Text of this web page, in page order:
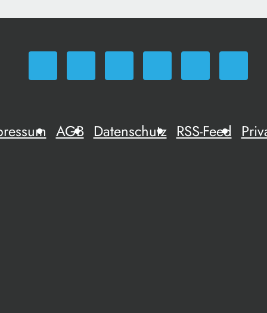
AGB Datenschutz RSS-Feed